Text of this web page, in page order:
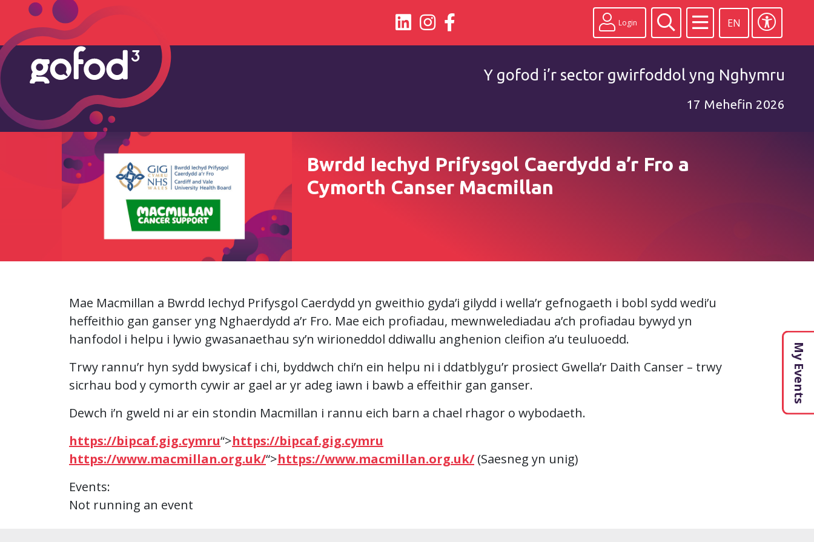
Login EN
Y gofod i’r sector gwirfoddol yng Nghymru
17 Mehefin 2026
Bwrdd Iechyd Prifysgol Caerdydd a’r Fro a
Cymorth Canser Macmillan
Mae Macmillan a Bwrdd Iechyd Prifysgol Caerdydd yn gweithio gyda’i gilydd i wella’r gefnogaeth i bobl sydd wedi’u
heffeithio gan ganser yng Nghaerdydd a’r Fro. Mae eich profiadau, mewnwelediadau a’ch profiadau bywyd yn
hanfodol i helpu i lywio gwasanaethau sy’n wirioneddol ddiwallu anghenion cleifion a’u teuluoedd.
Trwy rannu’r hyn sydd bwysicaf i chi, byddwch chi’n ein helpu ni i ddatblygu’r prosiect Gwella’r Daith Canser – trwy
sicrhau bod y cymorth cywir ar gael ar yr adeg iawn i bawb a effeithir gan ganser.
Dewch i’n gweld ni ar ein stondin Macmillan i rannu eich barn a chael rhagor o wybodaeth.
https://bipcaf.gig.cymru“>https://bipcaf.gig.cymru
https://www.macmillan.org.uk/“>https://www.macmillan.org.uk/ (Saesneg yn unig)
Events:
Not running an event
My Events